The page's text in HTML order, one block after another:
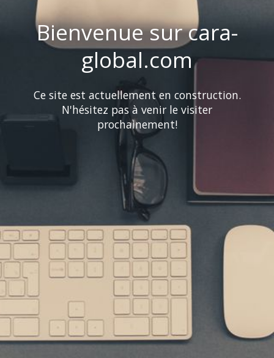
Bienvenue sur cara-
global.com
Ce site est actuellement en construction.
N'hésitez pas à venir le visiter
prochainement!